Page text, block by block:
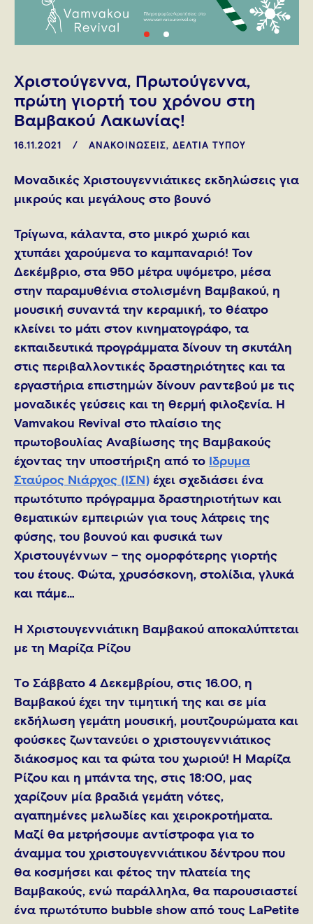
Χριστούγεννα, Πρωτούγεννα,
πρώτη γιορτή του χρόνου στη
Βαμβακού Λακωνίας!
16.11.2021 ΑΝΑΚΟΙΝΩΣΕΙΣ, ΔΕΛΤΙΑ ΤΥΠΟΥ
Μοναδικές Χριστουγεννιάτικες εκδηλώσεις για
μικρούς και μεγάλους στο βουνό
Τρίγωνα, κάλαντα, στο μικρό χωριό και
χτυπάει χαρούμενα το καμπαναριό! Τον
Δεκέμβριο, στα 950 μέτρα υψόμετρο, μέσα
στην παραμυθένια στολισμένη Βαμβακού, η
μουσική συναντά την κεραμική, το θέατρο
κλείνει το μάτι στον κινηματογράφο, τα
εκπαιδευτικά προγράμματα δίνουν τη σκυτάλη
στις περιβαλλοντικές δραστηριότητες και τα
εργαστήρια επιστημών δίνουν ραντεβού με τις
μοναδικές γεύσεις και τη θερμή φιλοξενία. Η
Vamvakou Revival στο πλαίσιο της
πρωτοβουλίας Αναβίωσης της Βαμβακούς
έχοντας την υποστήριξη από το Ίδρυμα
Σταύρος Νιάρχος (ΙΣΝ) έχει σχεδιάσει ένα
πρωτότυπο πρόγραμμα δραστηριοτήτων και
θεματικών εμπειριών για τους λάτρεις της
φύσης, του βουνού και φυσικά των
Χριστουγέννων – της ομορφότερης γιορτής
του έτους. Φώτα, χρυσόσκονη, στολίδια, γλυκά
και πάμε…
Η Χριστουγεννιάτικη Βαμβακού αποκαλύπτεται
με τη Μαρίζα Ρίζου
Tο Σάββατο 4 Δεκεμβρίου, στις 16.00, η
Βαμβακού έχει την τιμητική της και σε μία
εκδήλωση γεμάτη μουσική, μουτζουρώματα και
φούσκες ζωντανεύει ο χριστουγεννιάτικος
διάκοσμος και τα φώτα του χωριού! Η Μαρίζα
Ρίζου και η μπάντα της, στις 18:00, μας
χαρίζουν μία βραδιά γεμάτη νότες,
αγαπημένες μελωδίες και χειροκροτήματα.
Μαζί θα μετρήσουμε αντίστροφα για το
άναμμα του χριστουγεννιάτικου δέντρου που
θα κοσμήσει και φέτος την πλατεία της
Βαμβακούς, ενώ παράλληλα, θα παρουσιαστεί
ένα πρωτότυπο bubble show από τους LaPetite